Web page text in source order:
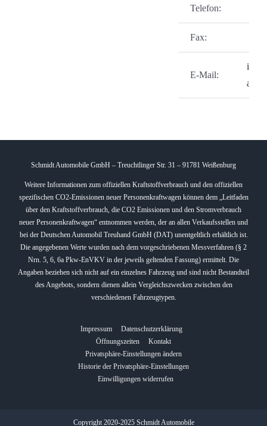
Telefon:
Fax:
E-Mail:
Schmidt Automobile GmbH – Treuchtlinger Str. 31 – 91781 Weißenburg
Weitere Informationen zum offiziellen Kraftstoffverbrauch und den offiziellen
spezifischen CO2-Emissionen neuer Personenkraftwagen können dem „Leitfaden
über den Kraftstoffverbrauch, die CO2 Emissionen und den Stromverbrauch
neuer Personenkraftwagen“ entnommen werden, der an allen Verkaufsstellen und
bei der Deutschen Automobil Treuhand GmbH (DAT) unentgeltlich erhältlich ist.
Die angegebenen Werte wurden nach dem vorgeschriebenen Messverfahren (§ 2
Nrn. 5, 6, 6a Pkw-EnVKV in der jeweils geltenden Fassung) ermittelt. Die
Angaben beziehen sich nicht auf ein einzelnes Fahrzeug und sind nicht Bestandteil
des Angebots, sondern dienen allein Vergleichszwecken zwischen den
verschiedenen Fahrzeugtypen.
Impressum
Datenschutzerklärung
Öffnungszeiten
Kontakt
Privatsphäre-Einstellungen ändern
Historie der Privatsphäre-Einstellungen
Einwilligungen widerrufen
Copyright 2020-2025 Schmidt Automobile